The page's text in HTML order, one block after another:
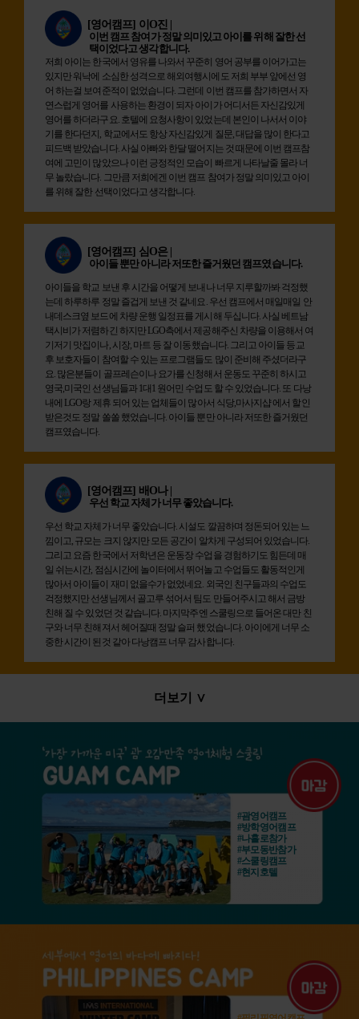
[영어캠프] 이O진 |
이번 캠프 참여가 정말 의미있고 아이를 위해 잘한 선
택이었다고 생각합니다.
저희 아이는 한국에서 영유를 나와서 꾸준히 영어 공부를 이어가고는
있지만 워낙에 소심한 성격으로 해외여행시에도 저희 부부 앞에선 영
어 하는걸 보여준적이 없었습니다. 그런데 이번 캠프를 참가하면서 자
연스럽게 영어를 사용하는 환경이 되자 아이가 어디서든 자신감있게
영어를 하더라구요. 호텔에 요청사항이 있었는데 본인이 나서서 이야
기를 한다던지, 학교에서도 항상 자신감있게 질문, 대답을 많이 한다고
피드백 받았습니다. 사실 아빠와 한달 떨어지는 것 때문에 이번 캠프참
여에 고민이 많았으나 이런 긍정적인 모습이 빠르게 나타날줄 몰라 너
무 놀랐습니다. 그만큼 저희에겐 이번 캠프 참여가 정말 의미있고 아이
를 위해 잘한 선택이었다고 생각합니다.
[영어캠프] 심O은 |
아이들 뿐만 아니라 저또한 즐거웠던 캠프였습니다.
아이들을 학교 보낸 후 시간을 어떻게 보내나 너무 지루할까봐 걱정했
는데 하루하루 정말 즐겁게 보낸 것 같네요. 우선 캠프에서 매일매일 안
내데스크옆 보드에 차량 운행 일정표를 게시해 두십니다. 사실 베트남
택시비가 저렴하긴 하지만 LGO측에서 제공해주신 차량을 이용해서 여
기저기 맛집이나, 시장, 마트 등 잘 이동했습니다. 그리고 아이들 등교
후 보호자들이 참여할 수 있는 프로그램들도 많이 준비해 주셨더라구
요. 많은분들이 골프레슨이나 요가를 신청해서 운동도 꾸준히 하시고
영국,미국인 선생님들과 1대1 원어민 수업도 할 수 있었습니다. 또 다낭
내에 LGO랑 제휴 되어 있는 업체들이 많아서 식당,마사지샵 에서 할인
받은것도 정말 쏠쏠 했었습니다. 아이들 뿐만 아니라 저또한 즐거웠던
캠프였습니다.
[영어캠프] 배O나 |
우선 학교 자체가 너무 좋았습니다.
우선 학교 자체가 너무 좋았습니다. 시설도 깔끔하며 정돈되어 있는 느
낌이고, 규모는 크지 않지만 모든 공간이 알차게 구성되어 있었습니다.
그리고 요즘 한국에서 저학년은 운동장 수업을 경험하기도 힘든데 매
일 쉬는시간, 점심시간에 놀이터에서 뛰어놀고 수업들도 활동적인게
많아서 아이들이 재미 없을수가 없었네요. 외국인 친구들과의 수업도
걱정했지만 선생님께서 골고루 섞어서 팀도 만들어주시고 해서 금방
친해 질 수 있었던 것 같습니다. 마지막주엔 스쿨링으로 들어온 대만 친
구와 너무 친해져서 헤어질때 정말 슬퍼 했었습니다. 아이에게 너무 소
중한 시간이 된것 같아 다낭캠프 너무 감사합니다.
더보기 ∨
#괌영어캠프
#방학영어캠프
#나홀로참가
#부모동반참가
#스쿨링캠프
#현지호텔